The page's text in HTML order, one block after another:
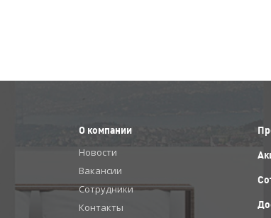
О компании
Новости
Вакансии
Сотрудники
Контакты